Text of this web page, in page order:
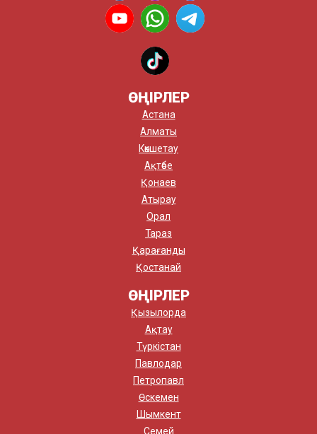
ӨҢІРЛЕР
Астана
Алматы
Көкшетау
Ақтөбе
Қонаев
Атырау
Орал
Тараз
Қарағанды
Қостанай
ӨҢІРЛЕР
Қызылорда
Ақтау
Түркістан
Павлодар
Петропавл
Өскемен
Шымкент
Семей